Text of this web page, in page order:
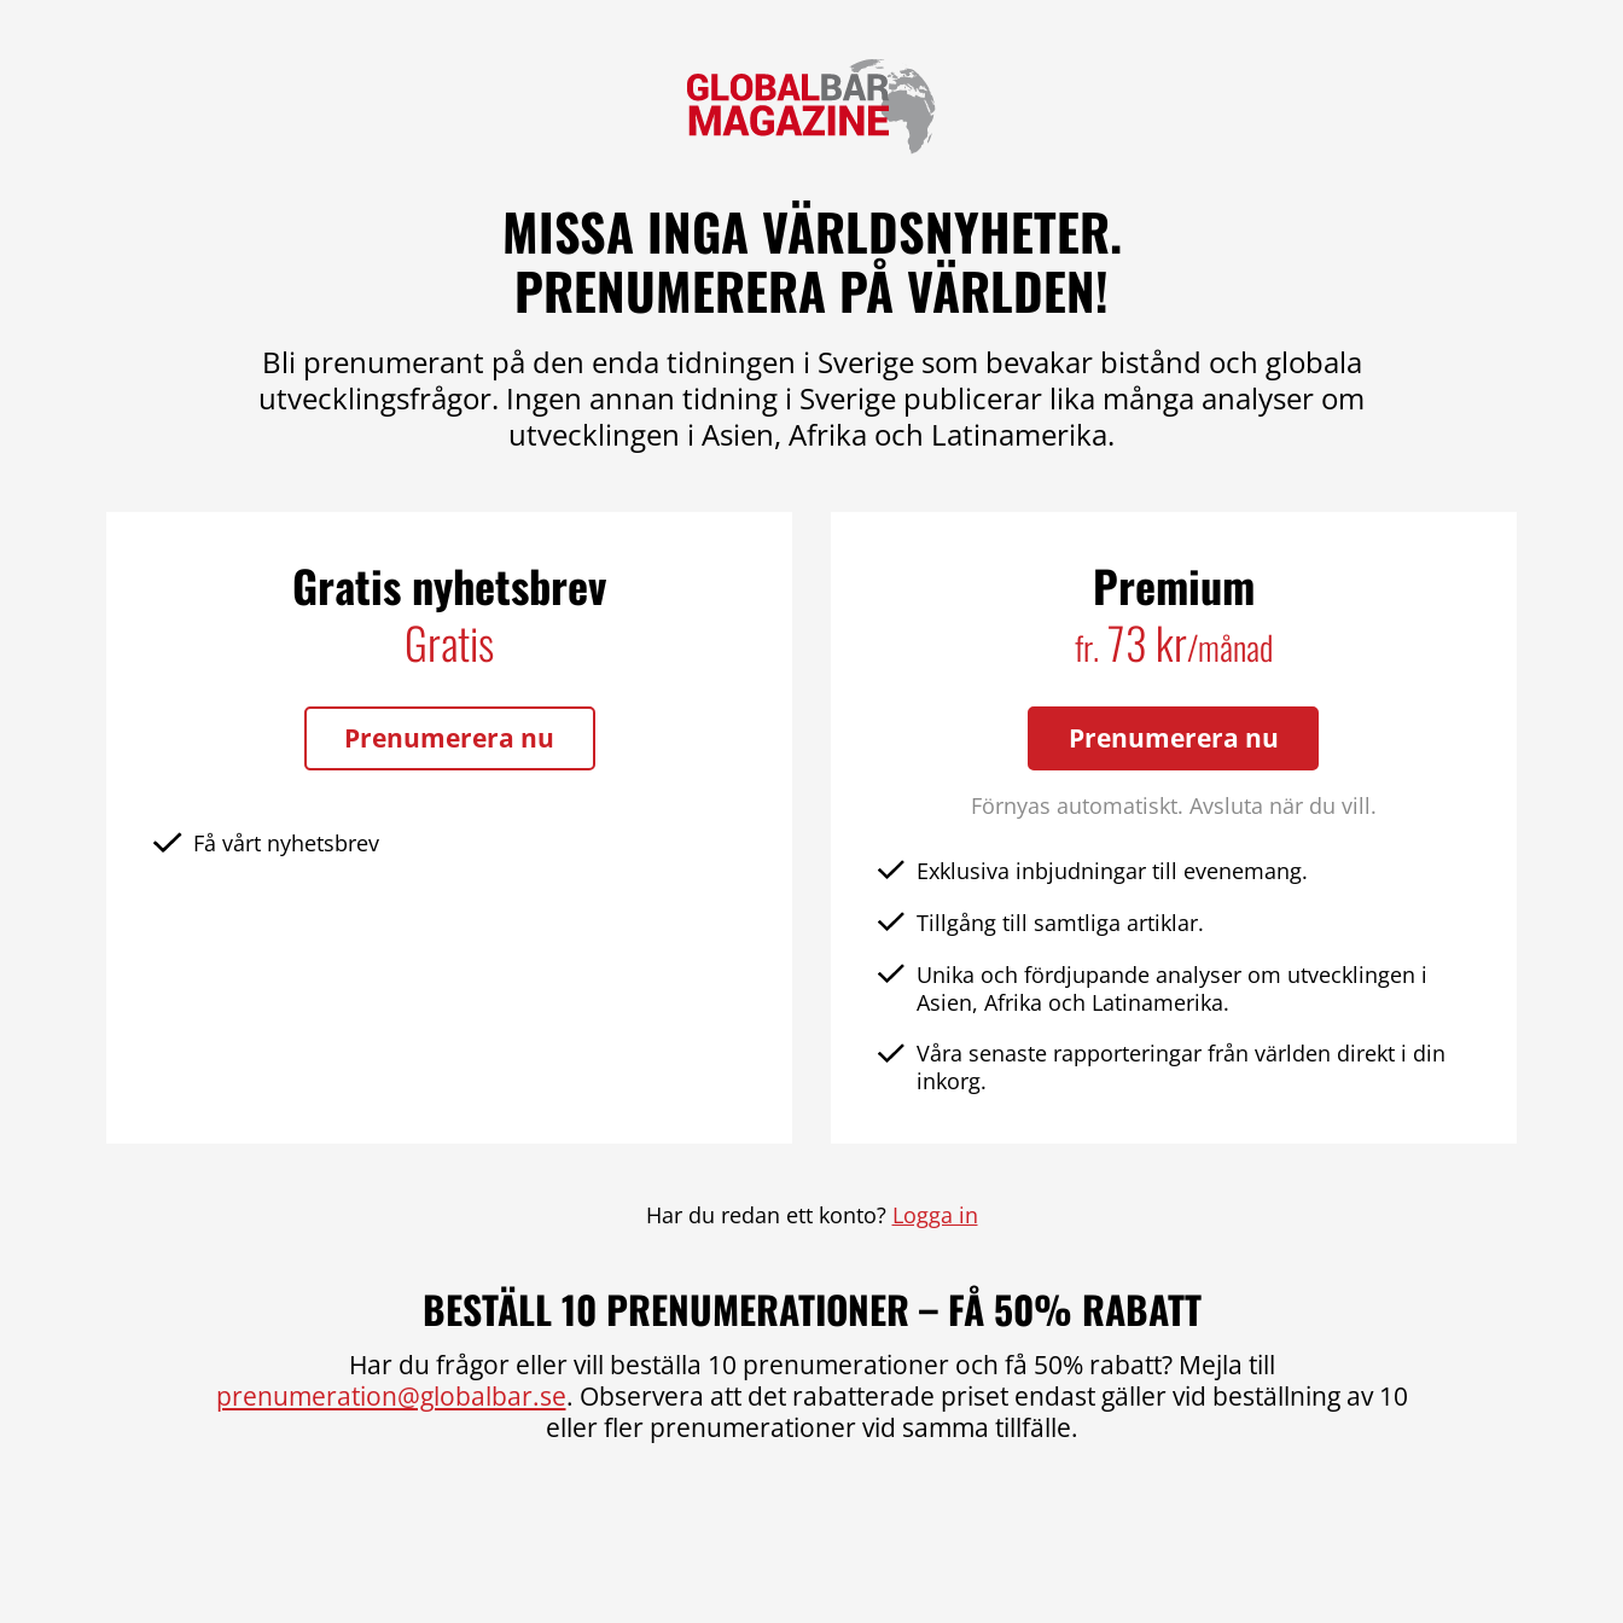
MISSA INGA VÄRLDSNYHETER.
PRENUMERERA PÅ VÄRLDEN!
Bli prenumerant på den enda tidningen i Sverige som bevakar bistånd och globala
utvecklingsfrågor. Ingen annan tidning i Sverige publicerar lika många analyser om
utvecklingen i Asien, Afrika och Latinamerika.
Gratis nyhetsbrev
Gratis
Prenumerera nu
Få vårt nyhetsbrev
Premium
fr. 73 kr/månad
Prenumerera nu
Förnyas automatiskt. Avsluta när du vill.
Exklusiva inbjudningar till evenemang.
Tillgång till samtliga artiklar.
Unika och fördjupande analyser om utvecklingen i
Asien, Afrika och Latinamerika.
Våra senaste rapporteringar från världen direkt i din
inkorg.
Har du redan ett konto? Logga in
BESTÄLL 10 PRENUMERATIONER – FÅ 50% RABATT
Har du frågor eller vill beställa 10 prenumerationer och få 50% rabatt? Mejla till
prenumeration@globalbar.se. Observera att det rabatterade priset endast gäller vid beställning av 10
eller fler prenumerationer vid samma tillfälle.